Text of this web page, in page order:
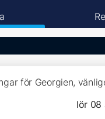
för Georgien,
lör 08